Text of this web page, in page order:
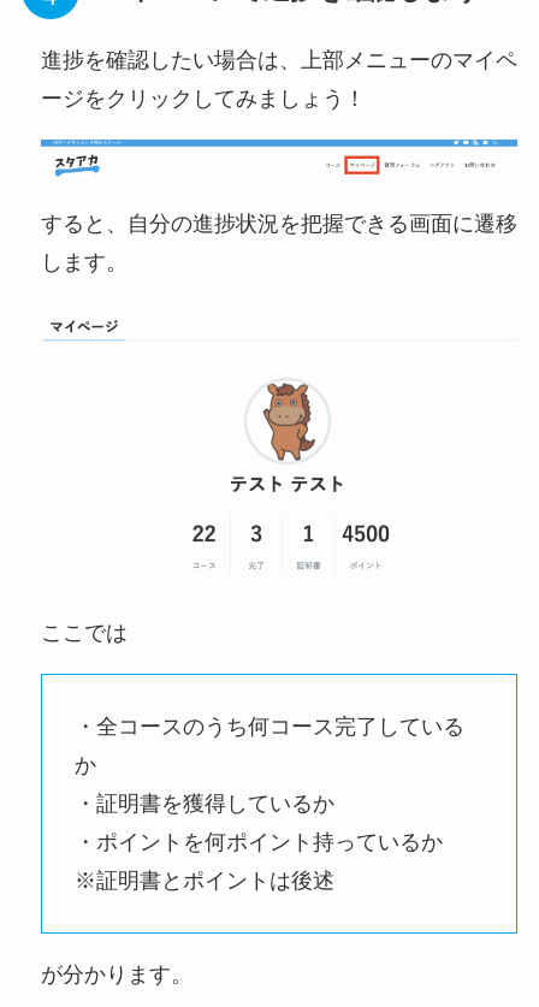
進捗を確認したい場合は、上部メニューのマイペ
ージをクリックしてみましょう！
すると、自分の進捗状況を把握できる画面に遷移
します。
ここでは
・全コースのうち何コース完了している
か
・証明書を獲得しているか
・ポイントを何ポイント持っているか
※証明書とポイントは後述
が分かります。